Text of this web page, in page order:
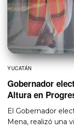
YUCATÁN
Gobernador
Altura en
El Gobernador
Mena, realizó una